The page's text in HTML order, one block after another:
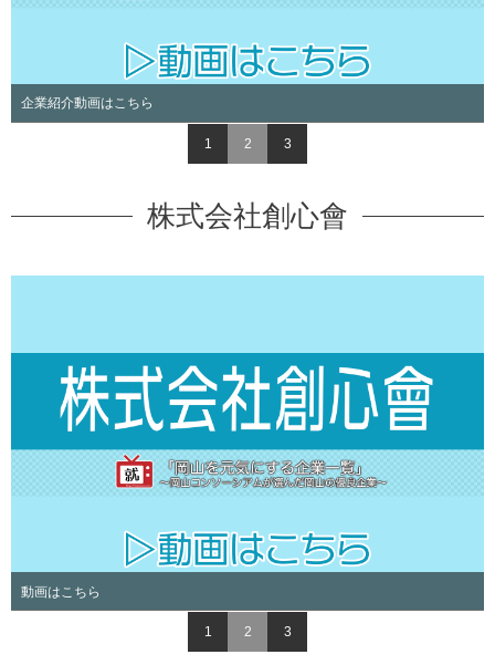
企業紹介動画はこちら
1 2 3
株式会社創心會
動画はこちら
1 2 3